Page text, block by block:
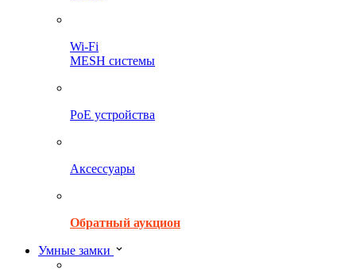
Wi-Fi
MESH системы
PoE устройства
Аксессуары
Обратный аукцион
Умные замки